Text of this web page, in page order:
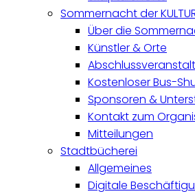
Sommernacht der
Über die
Künstler & Orte
Kostenloser Bus-
Sponsoren &
Kontakt zum
Mitteilungen
Stadtbücherei
Allgemeines
Digitale